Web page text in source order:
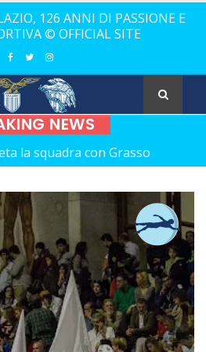
126 ANNI DI PASSIONE E
© OFFICIAL SITE
NEWS
la squadra con Grasso
ecco le 11 rivali della Lazio
Fiorini: nostalgia!
del girone di andata
ecco le sfide dell'andata
laterale con il vizio del gol